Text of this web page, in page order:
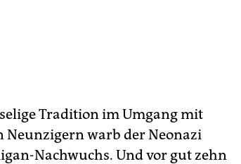
Tradition im Umgang mit
Neunzigern warb der Neonazi
Nachwuchs. Und vor gut zehn